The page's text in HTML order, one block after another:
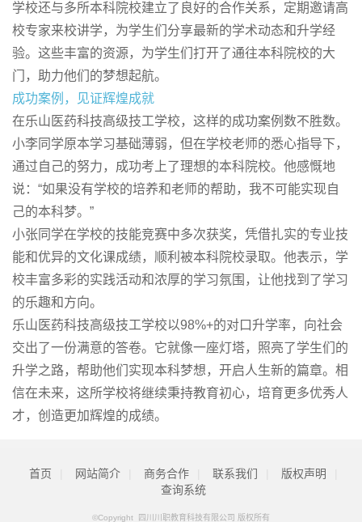
学校还与多所本科院校建立了良好的合作关系，定期邀请高
校专家来校讲学，为学生们分享最新的学术动态和升学经
验。这些丰富的资源，为学生们打开了通往本科院校的大
门，助力他们的梦想起航。
成功案例，见证辉煌成就
在乐山医药科技高级技工学校，这样的成功案例数不胜数。
小李同学原本学习基础薄弱，但在学校老师的悉心指导下，
通过自己的努力，成功考上了理想的本科院校。他感慨地
说：“如果没有学校的培养和老师的帮助，我不可能实现自
己的本科梦。”
小张同学在学校的技能竞赛中多次获奖，凭借扎实的专业技
能和优异的文化课成绩，顺利被本科院校录取。他表示，学
校丰富多彩的实践活动和浓厚的学习氛围，让他找到了学习
的乐趣和方向。
乐山医药科技高级技工学校以98%+的对口升学率，向社会
交出了一份满意的答卷。它就像一座灯塔，照亮了学生们的
升学之路，帮助他们实现本科梦想，开启人生新的篇章。相
信在未来，这所学校将继续秉持教育初心，培育更多优秀人
才，创造更加辉煌的成绩。
首页 网站简介 商务合作 联系我们 版权声明
查询系统
©Copyright 四川川职教育科技有限公司 版权所有